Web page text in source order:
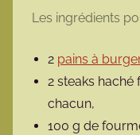
Les ingrédients
2 pains à
2 steaks haché
chacun,
100 g de